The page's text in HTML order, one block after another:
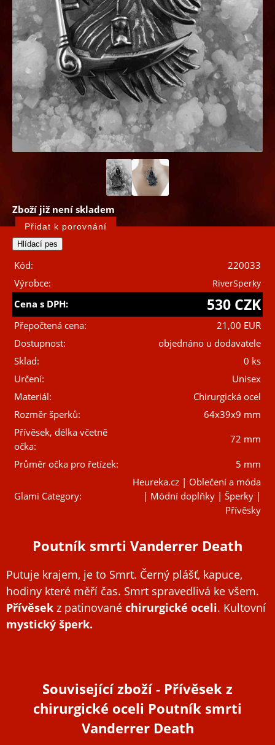
Zboží již není skladem
Kód:
220033
Výrobce:
RiverSperky
Cena s DPH: 530 CZK
Přepočtená cena:
21,00 EUR
Dostupnost:
objednáno u dodavatele
Sklad:
0 ks
Určení:
Unisex
Materiál:
Chirurgická ocel
Rozměr šperků:
64x39x9 mm
Přívěsek, délka včetně
očka:
72 mm
Průměr očka pro řetízek:
5 mm
Glami Category:
Heureka.cz | Oblečení a móda
| Módní doplňky | Šperky |
Přívěsky
Poutník smrti Vanderrer Death
Putuje krajem, je to Smrt. Černý plášť, kapuce,
hodiny které měří čas. Smrt spravedlivá ke všem.
Přívěsek z patinované chirurgické oceli. Kultovní
mystický šperk.
Související zboží- Přívěsek z
chirurgické oceli Poutník smrti
Vanderrer Death